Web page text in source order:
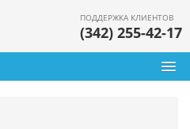
ПОДДЕРЖКА КЛИЕНТОВ
(342) 255-42-17